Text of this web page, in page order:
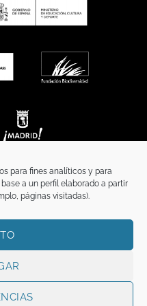
para fines analíticos y para
a un perfil elaborado a partir
páginas visitadas).
de los derechos de propiedad
y es también titular o tiene la